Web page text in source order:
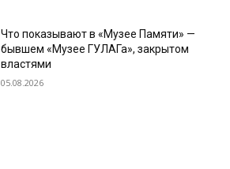
Что показывают в «Музее Памяти» —
бывшем «Музее ГУЛАГа», закрытом
властями
05.08.2026